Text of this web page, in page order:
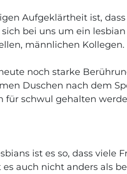
Aufgeklärtheit ist,
sich bei uns um ein
männlichen Kollegen.
noch starke
Duschen nach dem
für schwul gehalten
ist es so, dass
es auch nicht anders als